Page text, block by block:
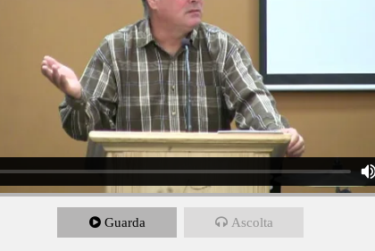
Guarda Ascolta